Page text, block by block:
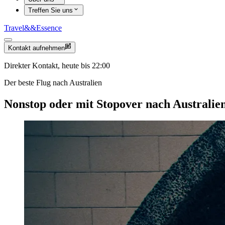
Treffen Sie uns
Travel&&Essence
Kontakt aufnehmen
Direkter Kontakt, heute bis 22:00
Der beste Flug nach Australien
Nonstop oder mit Stopover nach